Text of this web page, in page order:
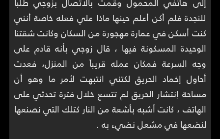
للنجدة فلم أكن أعلم حينها ماذا علي فعله خاصة أنني
كنت أسكن في عمارة مهجورة من السكان وكانت شقتنا
الوحيدة المسكونة فيها ، قال زوجي بأنه قادم على
وجه السرعة فمكان عمله قريباً من المنزل، فعدت
أحاول إخماد الحريق لكتني انتبهت لأمر ما وهو أن
مساحة إنتشار الحريق لم تتسع خلال فترة تحدثي على
الهاتف ، كانت أشبه بأشعة من النار كتلك التي نصنعها
لنضعها في مشعل نضيء به .